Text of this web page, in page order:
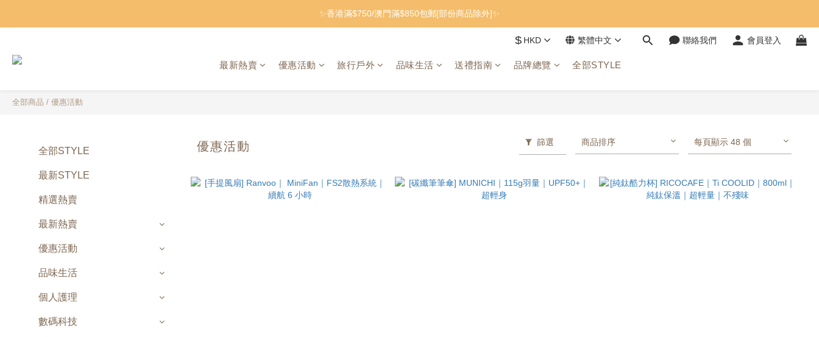
✨香港滿$750/澳門滿$850包郵[部份商品除外]✨
$ HKD 繁體中文 聯絡我們 會員登入
最新熱賣 優惠活動 旅行戶外 品味生活 送禮指南 品牌總覽 全部STYLE
全部商品 / 優惠活動
全部STYLE
最新STYLE
精選熱賣
最新熱賣
優惠活動
品味生活
個人護理
數碼科技
優惠活動 篩選 商品排序 每頁顯示 48 個